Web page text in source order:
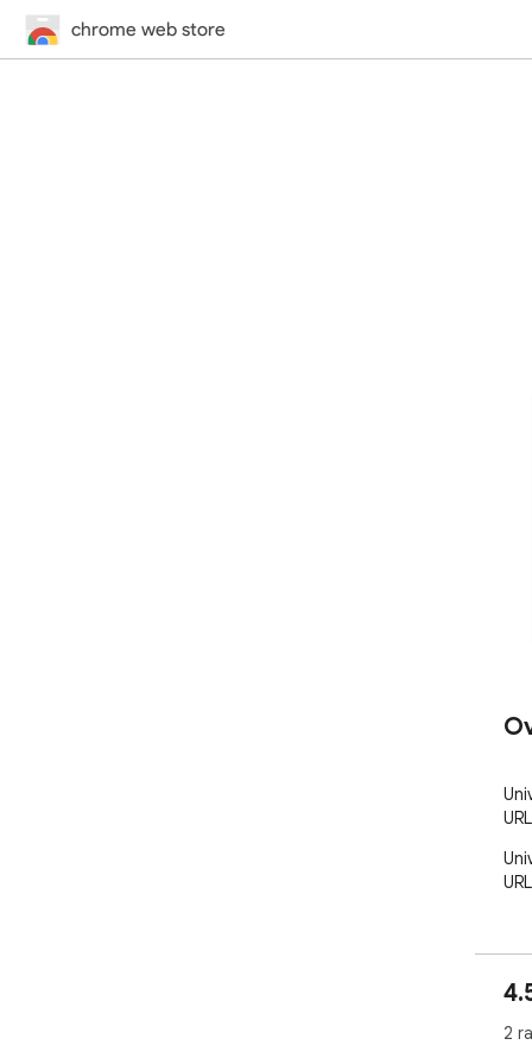
chrome web store
2